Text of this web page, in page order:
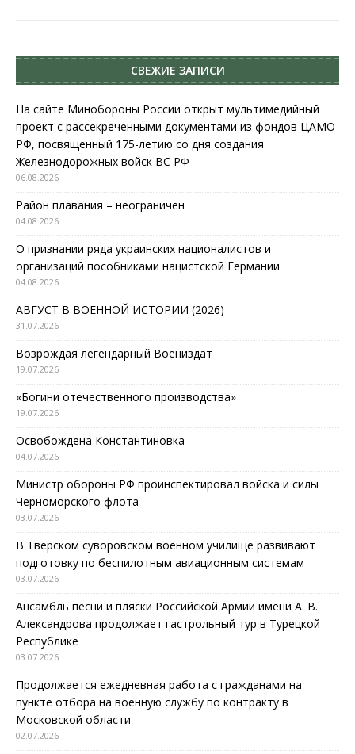
СВЕЖИЕ ЗАПИСИ
На сайте Минобороны России открыт мультимедийный
проект с рассекреченными документами из фондов ЦАМО
РФ, посвященный 175-летию со дня создания
Железнодорожных войск ВС РФ
06.08.2026
Район плавания – неограничен
04.08.2026
О признании ряда украинских националистов и
организаций пособниками нацистской Германии
04.08.2026
АВГУСТ В ВОЕННОЙ ИСТОРИИ (2026)
31.07.2026
Возрождая легендарный Воениздат
19.07.2026
«Богини отечественного производства»
19.07.2026
Освобождена Константиновка
04.07.2026
Министр обороны РФ проинспектировал войска и силы
Черноморского флота
03.07.2026
В Тверском суворовском военном училище развивают
подготовку по беспилотным авиационным системам
03.07.2026
Ансамбль песни и пляски Российской Армии имени А. В.
Александрова продолжает гастрольный тур в Турецкой
Республике
03.07.2026
Продолжается ежедневная работа с гражданами на
пункте отбора на военную службу по контракту в
Московской области
02.07.2026